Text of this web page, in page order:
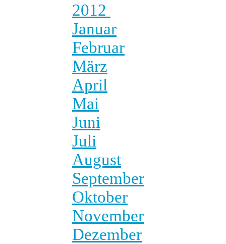
2012
Januar
Februar
März
April
Mai
Juni
Juli
August
September
Oktober
November
Dezember